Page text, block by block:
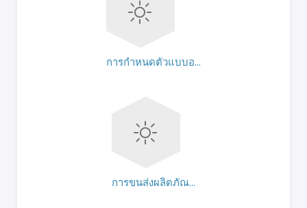
การกำหนดตัวแบบอ...
การขนส่งผลิตภัณ...